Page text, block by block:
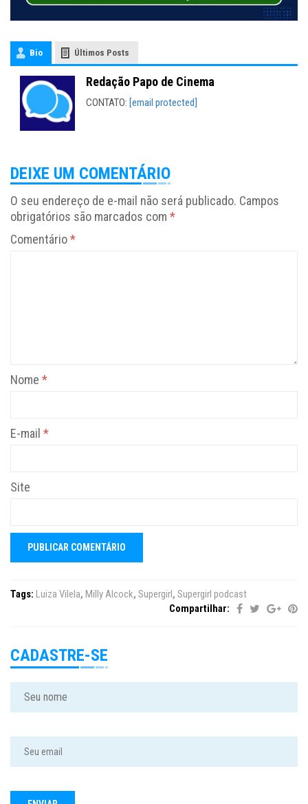
Bio Últimos Posts
Redação Papo de Cinema
CONTATO: [email protected]
DEIXE UM COMENTÁRIO
O seu endereço de e-mail não será publicado. Campos
obrigatórios são marcados com *
Comentário*
Nome *
E-mail *
Site
Tags: Luiza Vilela, Milly Alcock, Supergirl, Supergirl podcast
Compartilhar:
CADASTRE-SE